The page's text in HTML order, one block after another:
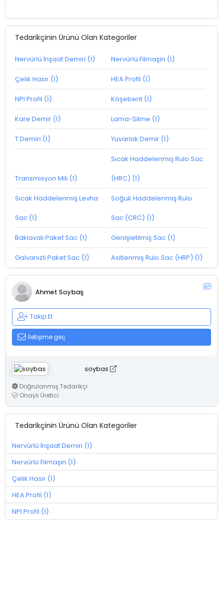
Tedarikçinin Ürünü Olan Kategoriler
Nervürlü İnşaat Demiri (1) Nervürlü Filmaşin (1)
Çelik Hasır (1) HEA Profil (1)
NPI Profil (1) Köşebent (1)
Kare Demir (1) Lama-Silme (1)
T Demiri (1) Yuvarlak Demir (1)
Transmisyon Mili (1)
Sıcak Haddelenmiş Rulo Sac
(HRC) (1)
Sıcak Haddelenmiş Levha
Sac (1)
Soğuk Haddelenmiş Rulo
Sac (CRC) (1)
Baklavalı Paket Sac (1) Genişletilmiş Sac (1)
Galvanizli Paket Sac (1) Asitlenmiş Rulo Sac (HRP) (1)
Ahmet Soybaş
Takip Et
İletişime geç
soybas
Doğrulanmış Tedarikçi
Onaylı Üretici
Tedarikçinin Ürünü Olan Kategoriler
Nervürlü İnşaat Demiri (1)
Nervürlü Filmaşin (1)
Çelik Hasır (1)
HEA Profil (1)
NPI Profil (1)